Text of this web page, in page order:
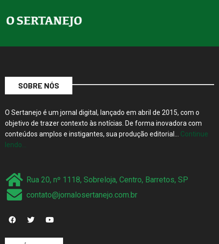
SOBRE NÓS
O Sertanejo é um jornal digital, lançado em abril de 2015, com o
objetivo de trazer contexto às notícias. De forma inovadora com
conteúdos amplos e instigantes, sua produção editorial… Continue
lendo…
Rua 20, nº 1118, Sobreloja, Centro, Barretos, SP
contato@jornalosertanejo.com.br